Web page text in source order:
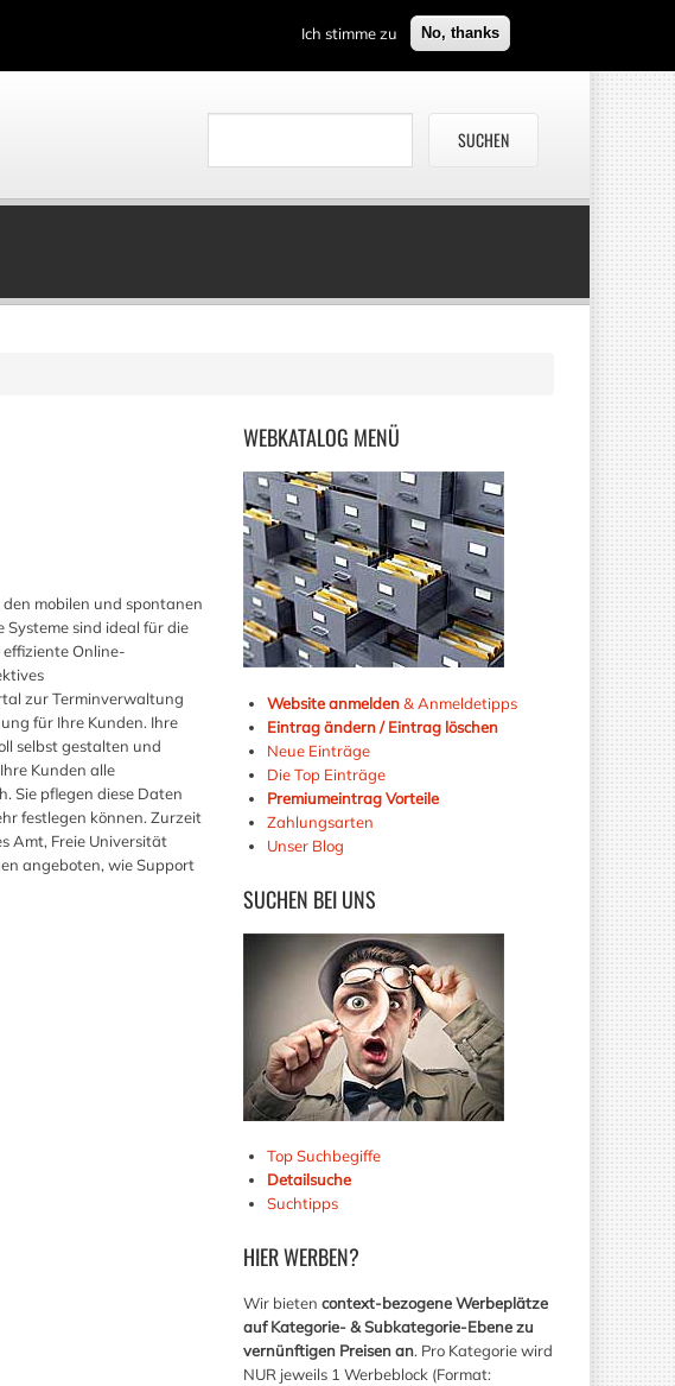
Ich stimme zu No, thanks
WEBKATALOG MENÜ
Website anmelden& Anmeldetipps
Eintrag ändern / Eintrag löschen
Neue Einträge
Die Top Einträge
Premiumeintrag Vorteile
Zahlungsarten
Unser Blog
SUCHEN BEI UNS
Top Suchbegiffe
Detailsuche
Suchtipps
HIERWERBEN?
Wir bieten context-bezogene Werbeplätze
auf Kategorie- & Subkategorie-Ebene zu
vernünftigen Preisen an. Pro Kategorie wird
NUR jeweils 1 Werbeblock (Format:
mobilen und spontanen
Systeme sind ideal für die
Online-
zur Terminverwaltung
für Ihre Kunden. Ihre
selbst gestalten und
Kunden alle
Sie pflegen diese Daten
festlegen können. Zurzeit
Amt, Freie Universität
angeboten, wie Support